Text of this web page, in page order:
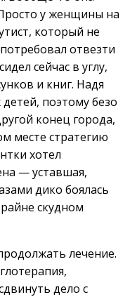
у женщины на
который не
отвезти
сейчас в углу,
и книг. Надя
детей, поэтому безо
конец города,
месте стратегию
хотел
— уставшая,
дико боялась
скудном
лечение.
дело с